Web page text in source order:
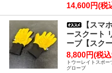
14,600円(税
【スマ
ースクート
ーブ【スク
8,800円(税
トウーレイトスポ
グローブ